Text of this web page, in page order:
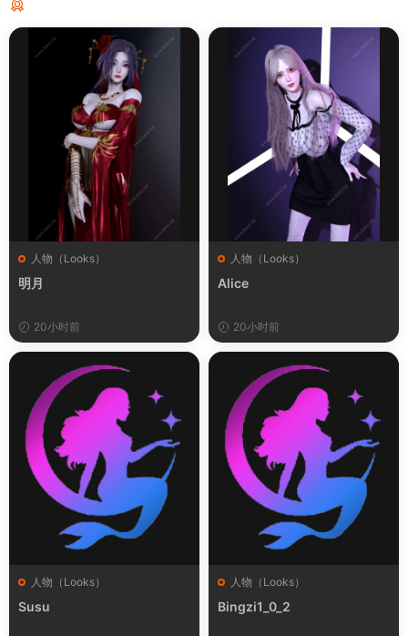
人物（Looks）
明月
20小时前
人物（Looks）
Alice
20小时前
人物（Looks）
Susu
人物（Looks）
Bingzi1_0_2